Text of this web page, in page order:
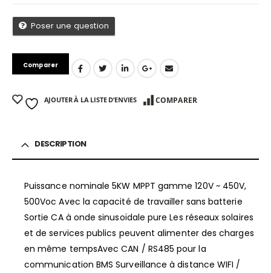
Poser une question
Comparer
AJOUTER À LA LISTE D’ENVIES COMPARER
DESCRIPTION
Puissance nominale 5KW MPPT gamme 120V ~ 450V,
500Voc Avec la capacité de travailler sans batterie
Sortie CA à onde sinusoïdale pure Les réseaux solaires
et de services publics peuvent alimenter des charges
en même tempsAvec CAN / RS485 pour la
communication BMS Surveillance à distance WIFI /